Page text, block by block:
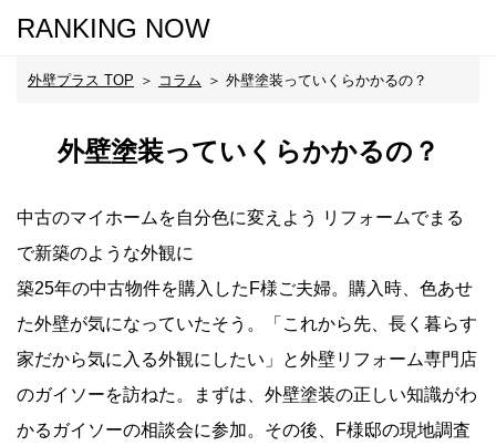
RANKING NOW
外壁プラス TOP コラム 外壁塗装っていくらかかるの？
外壁塗装っていくらかかるの？
中古のマイホームを自分色に変えよう リフォームでまる
で新築のような外観に
築25年の中古物件を購入したF様ご夫婦。購入時、色あせ
た外壁が気になっていたそう。「これから先、長く暮らす
家だから気に入る外観にしたい」と外壁リフォーム専門店
のガイソーを訪ねた。まずは、外壁塗装の正しい知識がわ
かるガイソーの相談会に参加。その後、F様邸の現地調査